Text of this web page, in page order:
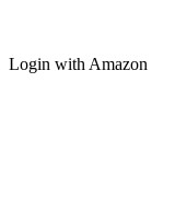
Login with Amazon